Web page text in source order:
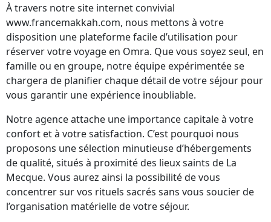
À travers notre site internet convivial
www.francemakkah.com, nous mettons à votre
disposition une plateforme facile d’utilisation pour
réserver votre voyage en Omra. Que vous soyez seul, en
famille ou en groupe, notre équipe expérimentée se
chargera de planifier chaque détail de votre séjour pour
vous garantir une expérience inoubliable.
Notre agence attache une importance capitale à votre
confort et à votre satisfaction. C’est pourquoi nous
proposons une sélection minutieuse d’hébergements
de qualité, situés à proximité des lieux saints de La
Mecque. Vous aurez ainsi la possibilité de vous
concentrer sur vos rituels sacrés sans vous soucier de
l’organisation matérielle de votre séjour.